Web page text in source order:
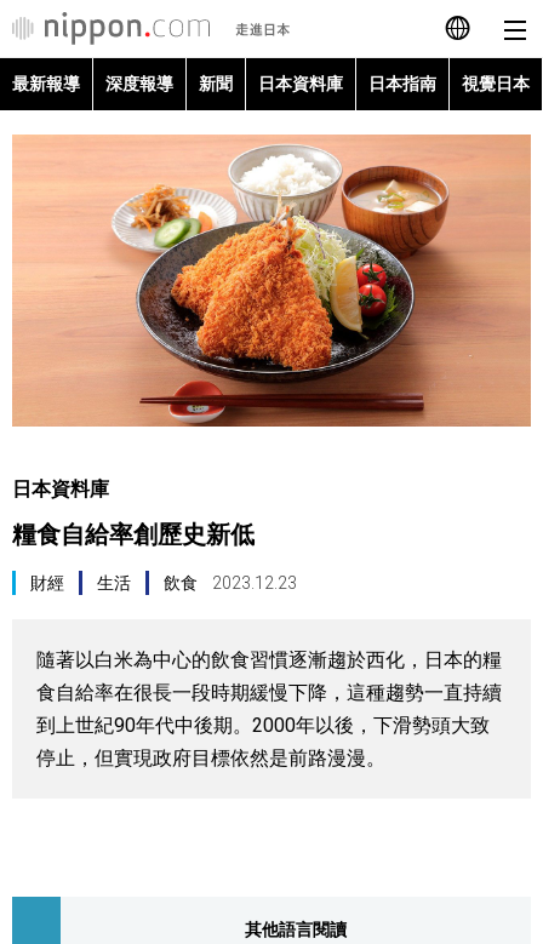
日本語
简体字
Français
Español
العربية
視覺日本
臺灣香港
更多
最新報導 深度報導 新聞 日本資料庫 日本指南 視覺日本
日本資料庫
糧食自給率創歷史新低
財經 生活 飲食 2023.12.23
隨著以白米為中心的飲食習慣逐漸趨於西化，日本的糧
食自給率在很長一段時期緩慢下降，這種趨勢一直持續
到上世紀90年代中後期。2000年以後，下滑勢頭大致
停止，但實現政府目標依然是前路漫漫。
其他語言閱讀